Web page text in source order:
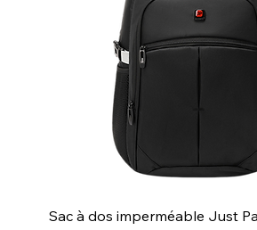
Sac à dos imperméable Just